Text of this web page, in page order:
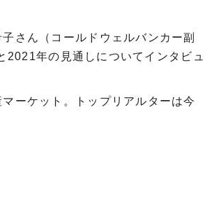
さん（コールドウェルバンカー副
年の見通しについてインタビュ
ーケット。トップリアルターは今